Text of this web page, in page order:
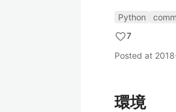
Python
7
Posted at
環境